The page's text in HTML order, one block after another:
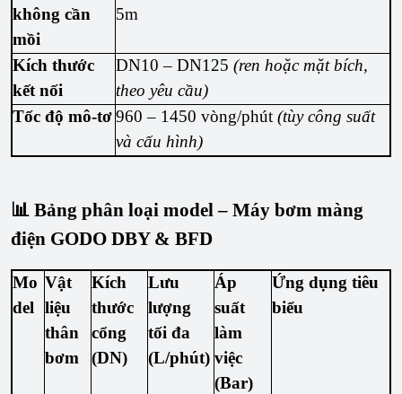
không cần
mồi
5m
Kích thước
kết nối
DN10 – DN125(ren hoặc mặt bích,
theo yêu cầu)
Tốc độ mô-tơ960 – 1450 vòng/phút(tùy công suất
và cấu hình)
📊 Bảng phân loại model – Máy bơm màng
điện GODO DBY & BFD
Mo
del
Vật
liệu
thân
bơm
Kích
thước
cổng
(DN)
Lưu
lượng
tối đa
(L/phút)
Áp
suất
làm
việc
(Bar)
Ứng dụng tiêu
biểu